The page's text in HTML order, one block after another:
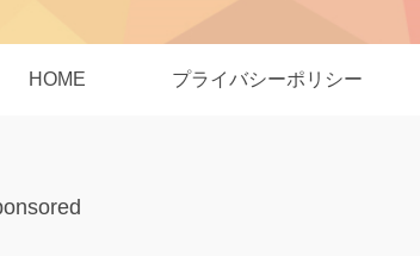
HOME プライバシーポリシー